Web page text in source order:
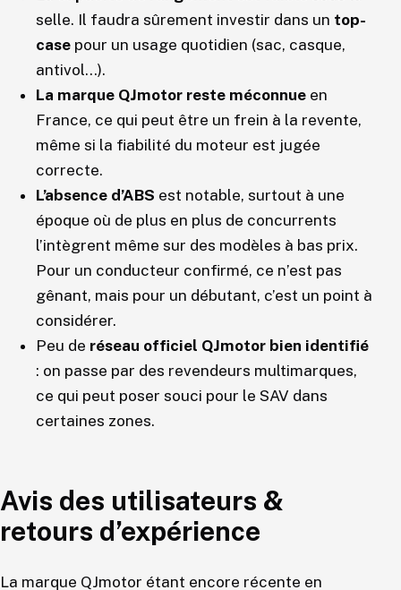
selle. Il faudra sûrement investir dans un top-
case pour un usage quotidien (sac, casque,
antivol…).
La marque QJmotor reste méconnue en
France, ce qui peut être un frein à la revente,
même si la fiabilité du moteur est jugée
correcte.
L’absence d’ABS est notable, surtout à une
époque où de plus en plus de concurrents
l’intègrent même sur des modèles à bas prix.
Pour un conducteur confirmé, ce n’est pas
gênant, mais pour un débutant, c’est un point à
considérer.
Peu de réseau officiel QJmotor bien identifié
: on passe par des revendeurs multimarques,
ce qui peut poser souci pour le SAV dans
certaines zones.
Avis des utilisateurs &
retours d’expérience
La marque QJmotor étant encore récente en